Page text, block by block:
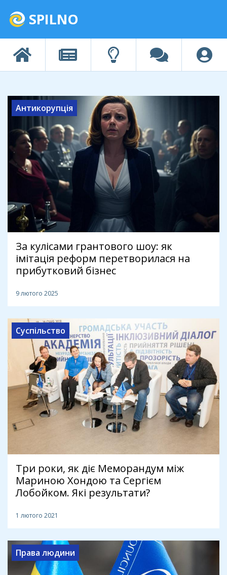
SPILNO
Антикорупція
За кулісами грантового шоу: як
імітація реформ перетворилася на
прибутковий бізнес
9 лютого 2025
Суспільство
Три роки, як діє Меморандум між
Мариною Хондою та Сергієм
Лобойком. Які результати?
1 лютого 2021
Права людини